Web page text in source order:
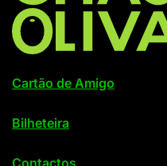
Cartão de Amigo
Bilheteira